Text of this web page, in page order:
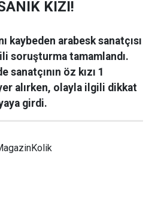
KIZI!
kaybeden arabesk sanatçısı
soruşturma tamamlandı.
sanatçının öz kızı 1
alırken, olayla ilgili dikkat
girdi.